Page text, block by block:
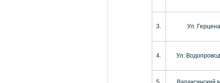
3. Ул. Герцена
4. Ул.